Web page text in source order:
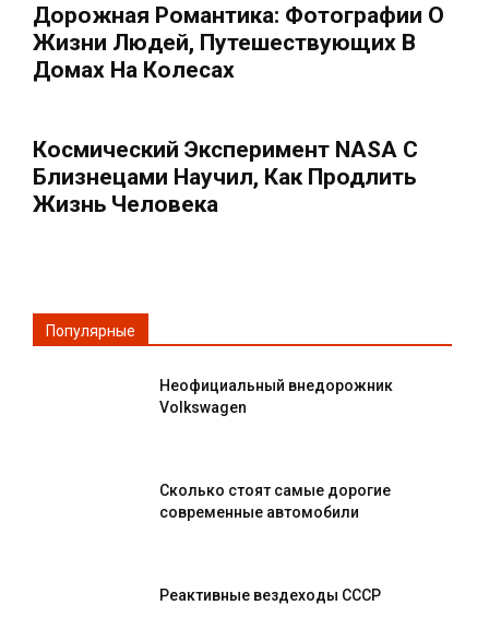
Дорожная Романтика: Фотографии О
Жизни Людей, Путешествующих В
Домах На Колесах
Космический Эксперимент NASA С
Близнецами Научил, Как Продлить
Жизнь Человека
Популярные
Неофициальный внедорожник
Volkswagen
Сколько стоят самые дорогие
современные автомобили
Реактивные вездеходы СССР